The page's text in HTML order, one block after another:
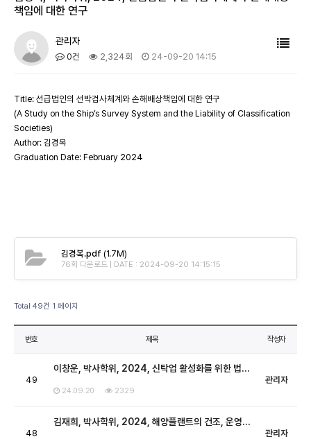
책임에 대한 연구
관리자
0건 2,324회 24-09-20 14:15
Title: 선급법인의 선박검사체계와 손해배상책임에 대한 연구
(A Study on the Ship’s Survey System and the Liability of Classification
Societies)
Author: 김경복
Graduation Date: February 2024
김경복.pdf (1.7M)
76회 다운로드 | DATE : 2024-09-20 14:15:15
Total 49건 1 페이지
번호 제목 작성자
49
이창운, 박사학위, 2024, 신탁업 활성화를 위한 법…
24.09.20 2329
관리자
48
김재희, 박사학위, 2024, 해양플랜트의 건조, 운영…
관리자